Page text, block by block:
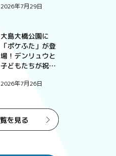
の特別な一夜。
2026年7月29日
大島大橋公園に
「ポケふた」が登
場！デンリュウと
子どもたちが祝っ
2026年7月26日